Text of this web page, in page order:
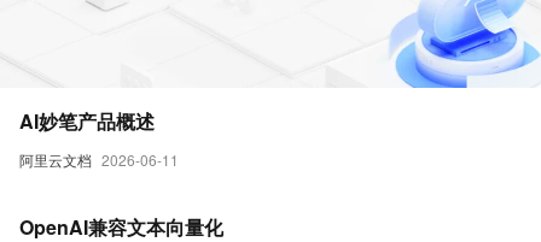
阿里云文档 2026-06-11
AI妙笔产品概述
OpenAI兼容文本向量化